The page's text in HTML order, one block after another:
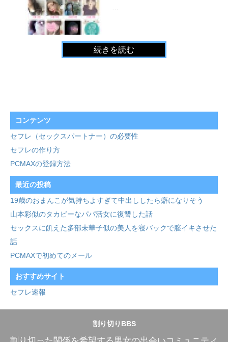
続きを読む
コンテンツ
セフレ（セックスパートナー）の必要性
セフレの作り方
PCMAXの登録方法
最近の投稿
19歳のおまんこが気持ちよすぎて中出ししたら癖になりそう
山本彩似のタカビーなパパ活女に復讐した話
セックスに飢えた多部未華子似の美人を寝バックで膣イキさせた
話
PCMAXで初めてのメール
おすすめサイト
セフレ速報
割り切りBBS